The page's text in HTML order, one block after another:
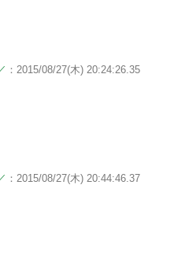
：2015/08/27(木) 20:24:26.35
：2015/08/27(木) 20:44:46.37